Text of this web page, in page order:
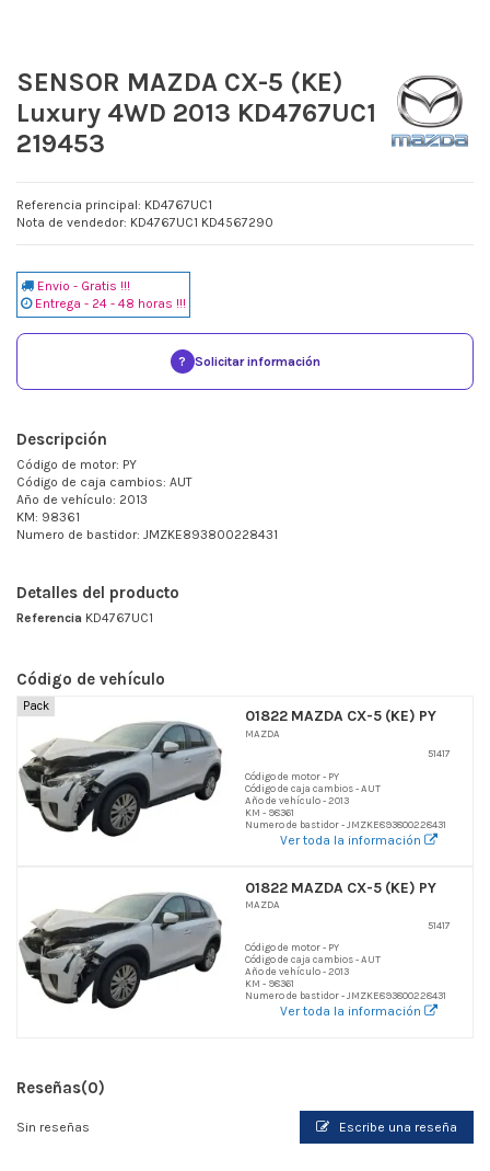
SENSOR MAZDA CX-5 (KE)
Luxury 4WD 2013 KD4767UC1
219453
Referencia principal: KD4767UC1
Nota de vendedor: KD4767UC1 KD4567290
Envio - Gratis !!!
Entrega - 24 - 48 horas !!!
? Solicitar información
Descripción
Código de motor: PY
Código de caja cambios: AUT
Año de vehículo: 2013
KM: 98361
Numero de bastidor: JMZKE893800228431
Detalles del producto
Referencia KD4767UC1
Código de vehículo
Pack
01822 MAZDA CX-5 (KE) PY
MAZDA
51417
Código de motor - PY
Código de caja cambios - AUT
Año de vehículo - 2013
KM - 98361
Numero de bastidor - JMZKE893800228431
Ver toda la información
01822 MAZDA CX-5 (KE) PY
MAZDA
51417
Código de motor - PY
Código de caja cambios - AUT
Año de vehículo - 2013
KM - 98361
Numero de bastidor - JMZKE893800228431
Ver toda la información
Reseñas(0)
Sin reseñas Escribe una reseña